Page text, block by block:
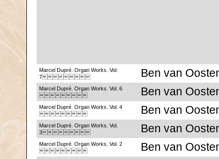
Marcel Dupré. Organ Works. Vol.
7
Ben van
Marcel Dupré. Organ Works. Vol. 6
Ben van
Marcel Dupré. Organ Works. Vol. 4
Ben van
Marcel Dupré. Organ Works. Vol.
3
Ben van
Marcel Dupré. Organ Works. Vol. 2
Ben van